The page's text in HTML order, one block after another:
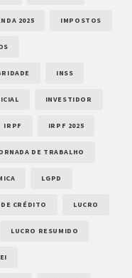
2025 IMPOSTOS
INSS
INVESTIDOR
IRPF IRPF 2025
DE TRABALHO
LGPD
CRÉDITO LUCRO
LUCRO RESUMIDO